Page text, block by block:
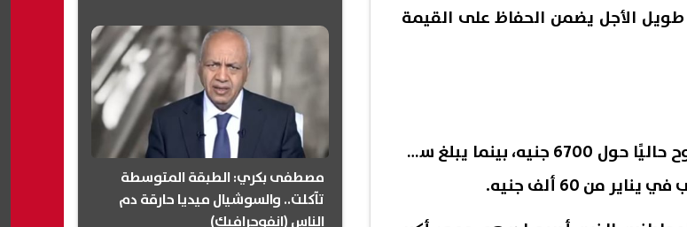
طويل الأجل يضمن الحفاظ على القيمة
وأشار إلى أن سعر جرام الذهب عيار 21 يتراوح حاليًا حول 6700 جنيه، بينما يبلغ سعر
مصطفى بكري: الطبقة المتوسطة
تآكلت.. والسوشيال ميديا حارقة دم
الناس (انفوجرافيك)